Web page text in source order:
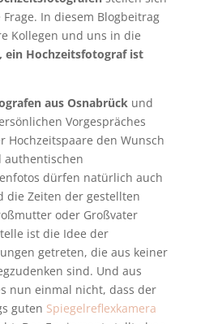
In diesem Blogbeitrag
Kollegen und uns in die
ein Hochzeitsfotograf ist
aus Osnabrückund
Vorgespräches
Hochzeitspaare den Wunsch
authentischen
dürfen natürlich auch
die Zeiten der gestellten
oder Großvater
ist die Idee der
getreten, die aus keiner
sind. Und aus
nun einmal nicht, dass der
guten Spiegelreflexkamera